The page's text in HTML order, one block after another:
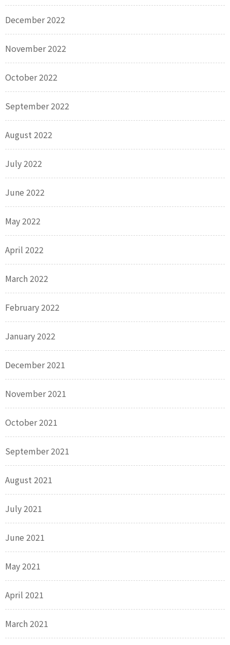
December 2022
November 2022
October 2022
September 2022
August 2022
July 2022
June 2022
May 2022
April 2022
March 2022
February 2022
January 2022
December 2021
November 2021
October 2021
September 2021
August 2021
July 2021
June 2021
May 2021
April 2021
March 2021